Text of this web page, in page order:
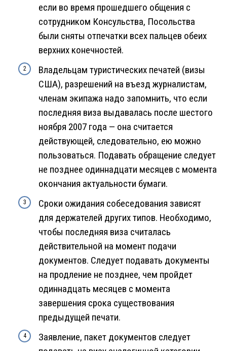
если во время прошедшего общения с
сотрудником Консульства, Посольства
были сняты отпечатки всех пальцев обеих
верхних конечностей.
Владельцам туристических печатей (визы
США), разрешений на въезд журналистам,
членам экипажа надо запомнить, что если
последняя виза выдавалась после шестого
ноября 2007 года — она считается
действующей, следовательно, ею можно
пользоваться. Подавать обращение следует
не позднее одиннадцати месяцев с момента
окончания актуальности бумаги.
Сроки ожидания собеседования зависят
для держателей других типов. Необходимо,
чтобы последняя виза считалась
действительной на момент подачи
документов. Следует подавать документы
на продление не позднее, чем пройдет
одиннадцать месяцев с момента
завершения срока существования
предыдущей печати.
Заявление, пакет документов следует